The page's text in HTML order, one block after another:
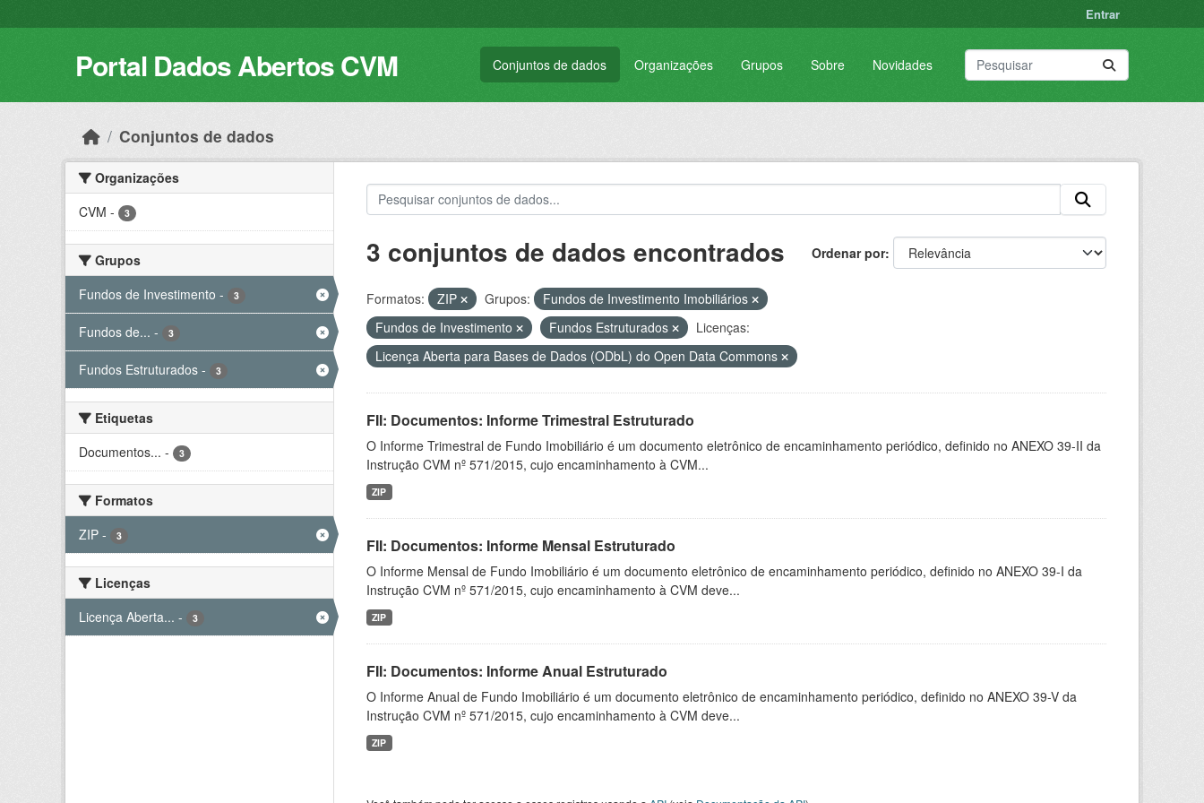
Entrar
Portal Dados Abertos CVM Conjuntos de dados Organizações Grupos Sobre Novidades
Conjuntos de dados
Organizações
CVM - 3
Grupos
Fundos de Investimento - 3
Fundos de... - 3
Fundos Estruturados - 3
Etiquetas
Documentos... - 3
Formatos
ZIP - 3
Licenças
Licença Aberta... - 3
Ordenar por
3 conjuntos de dados encontrados
Formatos: ZIP Grupos:
Fundos de Investimento Imobiliários
Fundos de Investimento
Fundos Estruturados
Licenças:
Licença Aberta para Bases de Dados (ODbL) do Open Data Commons
FII: Documentos: Informe Trimestral Estruturado
O Informe Trimestral de Fundo Imobiliário é um documento eletrônico de encaminhamento periódico, definido no ANEXO 39-II da
Instrução CVM nº 571/2015, cujo encaminhamento à CVM...
ZIP
FII: Documentos: Informe Mensal Estruturado
O Informe Mensal de Fundo Imobiliário é um documento eletrônico de encaminhamento periódico, definido no ANEXO 39-I da
Instrução CVM nº 571/2015, cujo encaminhamento à CVM deve...
ZIP
FII: Documentos: Informe Anual Estruturado
O Informe Anual de Fundo Imobiliário é um documento eletrônico de encaminhamento periódico, definido no ANEXO 39-V da
Instrução CVM nº 571/2015, cujo encaminhamento à CVM deve...
ZIP